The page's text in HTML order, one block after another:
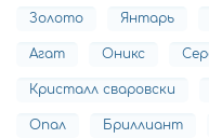
Золото Янтарь
Агат Оникс
Кристалл сваровски
Опал Бриллиант